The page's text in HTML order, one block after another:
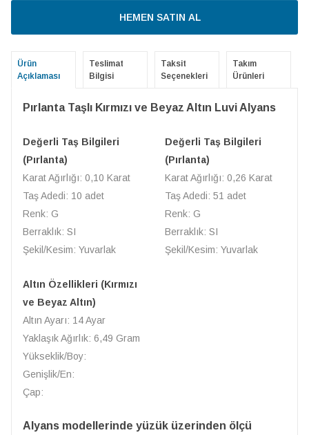
HEMEN SATIN AL
Ürün
Açıklaması
Teslimat
Bilgisi
Taksit
Seçenekleri
Takım
Ürünleri
Pırlanta Taşlı Kırmızı ve Beyaz Altın Luvi Alyans
Değerli Taş Bilgileri
(Pırlanta)
Karat Ağırlığı: 0,10 Karat
Taş Adedi: 10 adet
Renk: G
Berraklık: SI
Şekil/Kesim: Yuvarlak
Değerli Taş Bilgileri
(Pırlanta)
Karat Ağırlığı: 0,26 Karat
Taş Adedi: 51 adet
Renk: G
Berraklık: SI
Şekil/Kesim: Yuvarlak
Altın Özellikleri (Kırmızı
ve Beyaz Altın)
Altın Ayarı: 14 Ayar
Yaklaşık Ağırlık: 6,49 Gram
Yükseklik/Boy:
Genişlik/En:
Çap:
Alyans modellerinde yüzük üzerinden ölçü